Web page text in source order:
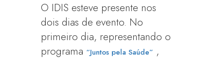
O IDIS esteve presente nos
dois dias de evento. No
primeiro dia, representando o
programa “Juntos pela Saúde” ,